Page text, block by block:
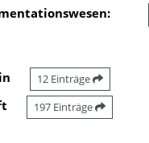
12 Einträge
197 Einträge